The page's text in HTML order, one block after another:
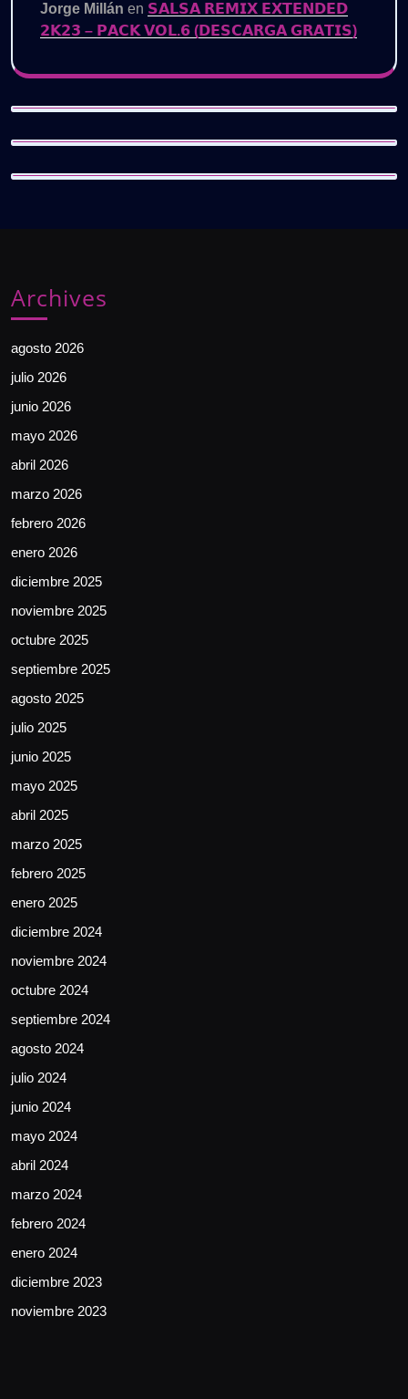
Jorge Millán en 𝗦𝗔𝗟𝗦𝗔 𝗥𝗘𝗠𝗜𝗫 𝗘𝗫𝗧𝗘𝗡𝗗𝗘𝗗
𝟮𝗞𝟮𝟯 – 𝗣𝗔𝗖𝗞 𝗩𝗢𝗟.𝟲 (𝗗𝗘𝗦𝗖𝗔𝗥𝗚𝗔 𝗚𝗥𝗔𝗧𝗜𝗦)
Archives
agosto 2026
julio 2026
junio 2026
mayo 2026
abril 2026
marzo 2026
febrero 2026
enero 2026
diciembre 2025
noviembre 2025
octubre 2025
septiembre 2025
agosto 2025
julio 2025
junio 2025
mayo 2025
abril 2025
marzo 2025
febrero 2025
enero 2025
diciembre 2024
noviembre 2024
octubre 2024
septiembre 2024
agosto 2024
julio 2024
junio 2024
mayo 2024
abril 2024
marzo 2024
febrero 2024
enero 2024
diciembre 2023
noviembre 2023